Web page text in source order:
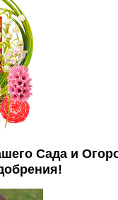
Сада и